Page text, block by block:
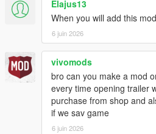
Elajus13
When you will add this
6 juin 2026
vivomods
bro can you make a mod
every time opening trailer
purchase from shop and
if we sav game
6 juin 2026